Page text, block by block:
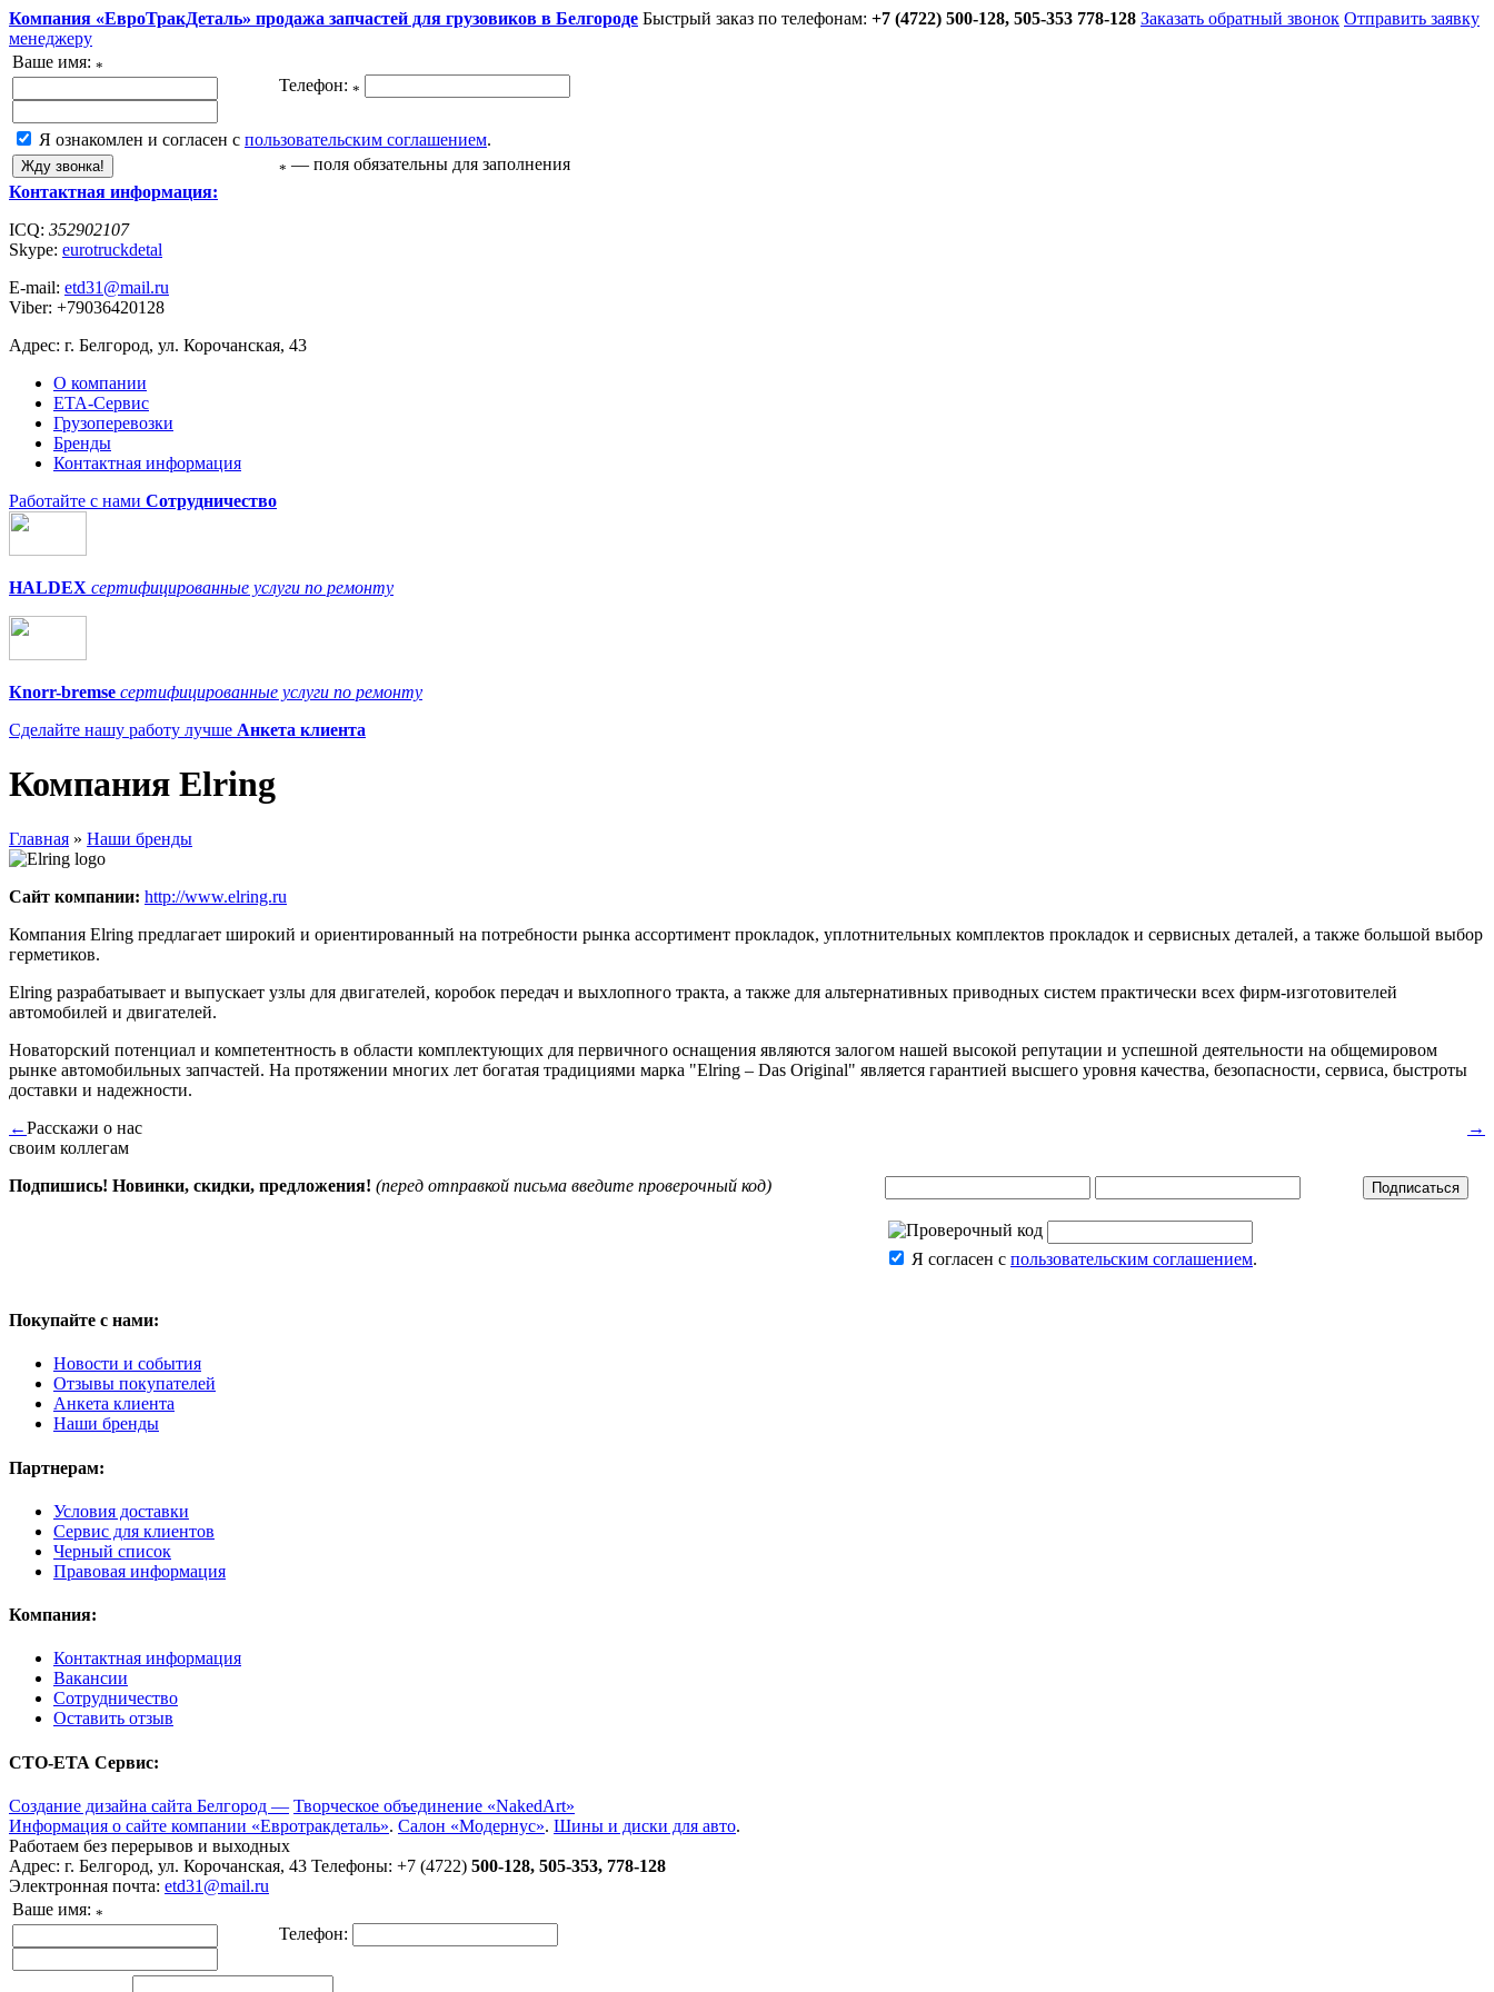
Компания «ЕвроТракДеталь» продажа запчастей для грузовиков в Белгороде Быстрый заказ по телефонам: +7 (4722) 500-128, 505-353 778-128 Заказать обратный звонок Отправить заявку
менеджеру
Ваше имя: *
Телефон: *
Я ознакомлен и согласен с пользовательским соглашением.
* — поля обязательны для заполнения
Контактная информация:
ICQ: 352902107
Skype: eurotruckdetal
E-mail: etd31@mail.ru
Viber: +79036420128
Адрес: г. Белгород, ул. Корочанская, 43
О компании
ЕТА-Сервис
Грузоперевозки
Бренды
Контактная информация
Работайте с нами Сотрудничество
HALDEX сертифицированные услуги по ремонту
Кnorr-bremse сертифицированные услуги по ремонту
Сделайте нашу работу лучше Анкета клиента
Компания Elring
Главная » Наши бренды
Сайт компании: http://www.elring.ru
Компания Elring предлагает широкий и ориентированный на потребности рынка ассортимент прокладок, уплотнительных комплектов прокладок и сервисных деталей, а также большой выбор
герметиков.
Elring разрабатывает и выпускает узлы для двигателей, коробок передач и выхлопного тракта, а также для альтернативных приводных систем практически всех фирм-изготовителей
автомобилей и двигателей.
Новаторский потенциал и компетентность в области комплектующих для первичного оснащения являются залогом нашей высокой репутации и успешной деятельности на общемировом
рынке автомобильных запчастей. На протяжении многих лет богатая традициями марка "Elring – Das Original" является гарантией высшего уровня качества, безопасности, сервиса, быстроты
доставки и надежности.
←
→
Расскажи о нас
своим коллегам
Подпишись! Новинки, скидки, предложения! (перед отправкой письма введите проверочный код)
Я согласен с пользовательским соглашением.
Покупайте с нами:
Новости и события
Отзывы покупателей
Анкета клиента
Наши бренды
Партнерам:
Условия доставки
Сервис для клиентов
Черный список
Правовая информация
Компания:
Контактная информация
Вакансии
Сотрудничество
Оставить отзыв
СТО-ЕТА Сервис:
Создание дизайна сайта Белгород — Творческое объединение «NakedArt»
Информация о сайте компании «Евротракдеталь». Салон «Модернус». Шины и диски для авто.
Работаем без перерывов и выходных
Адрес: г. Белгород, ул. Корочанская, 43 Телефоны: +7 (4722) 500-128, 505-353, 778-128
Электронная почта: etd31@mail.ru
Ваше имя: *
Телефон: